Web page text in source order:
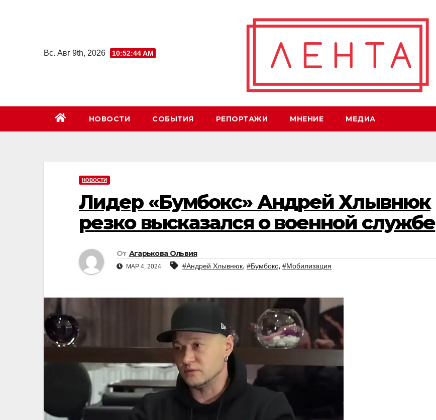
Вс. Авг 9th, 2026
10:52:45 AM
НОВОСТИ СОБЫТИЯ РЕПОРТАЖИ МНЕНИЕ МЕДИА
НОВОСТИ
Лидер «Бумбокс» Андрей Хлывнюк
резко высказался о военной службе
От Агарькова Ольвия
МАР 4, 2024 #Андрей Хлывнюк, #Бумбокс, #Мобилизация